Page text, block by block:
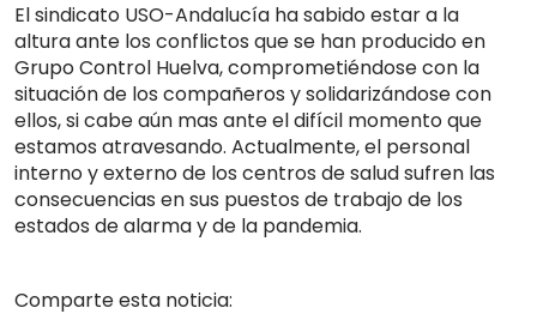
El sindicato USO-Andalucía ha sabido estar a la
altura ante los conflictos que se han producido en
Grupo Control Huelva, comprometiéndose con la
situación de los compañeros y solidarizándose con
ellos, si cabe aún mas ante el difícil momento que
estamos atravesando. Actualmente, el personal
interno y externo de los centros de salud sufren las
consecuencias en sus puestos de trabajo de los
estados de alarma y de la pandemia.
Comparte esta noticia: